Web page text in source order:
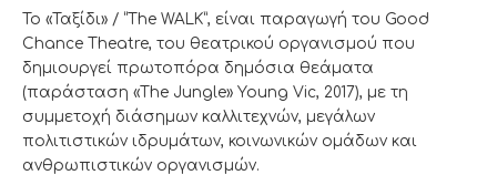
Το «Ταξίδι» / “Τhe WALK”, είναι παραγωγή του Good
Chance Theatre, του θεατρικού οργανισμού που
δημιουργεί πρωτοπόρα δημόσια θεάματα
(παράσταση «The Jungle» Young Vic, 2017), με τη
συμμετοχή διάσημων καλλιτεχνών, μεγάλων
πολιτιστικών ιδρυμάτων, κοινωνικών ομάδων και
ανθρωπιστικών οργανισμών.